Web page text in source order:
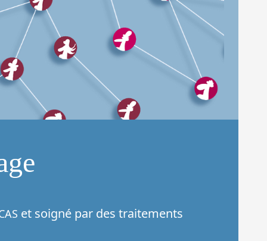
et soigné par des traitements